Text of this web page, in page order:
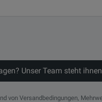
Unser Team steht
von Versandbedingungen,